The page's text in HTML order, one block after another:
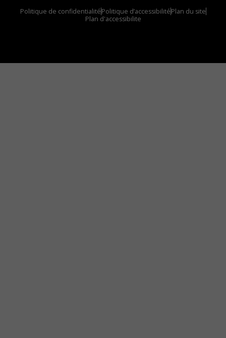
Politique de confidentialitéPolitique d’accessibilitéPlan du site
Plan d'accessibilite